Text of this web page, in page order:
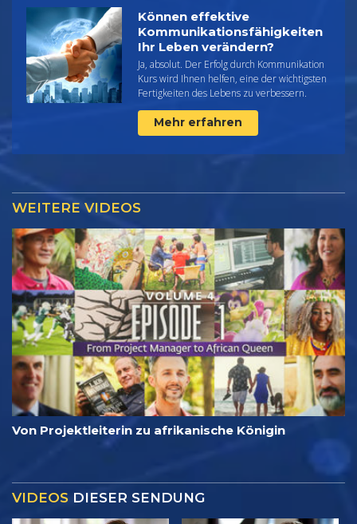
Können effektive
Kommunikations­fähigkeiten
Ihr Leben verändern?
Ja, absolut. Der Erfolg durch Kommunikation
Kurs wird Ihnen helfen, eine der wichtigsten
Fertigkeiten des Lebens zu verbessern.
Mehr erfahren
WEITERE VIDEOS
Von Projektleiterin zu afrikanische Königin
VIDEOS DIESER SENDUNG